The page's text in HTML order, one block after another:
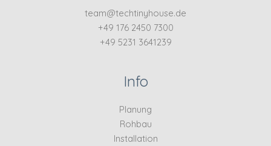
team@techtinyhouse.de
+49 176 2450 7300
+49 5231 3641239
Info
Planung
Rohbau
Installation